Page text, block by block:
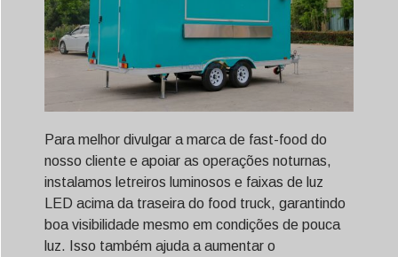
Para melhor divulgar a marca de fast-food do
nosso cliente e apoiar as operações noturnas,
instalamos letreiros luminosos e faixas de luz
LED acima da traseira do food truck, garantindo
boa visibilidade mesmo em condições de pouca
luz. Isso também ajuda a aumentar o